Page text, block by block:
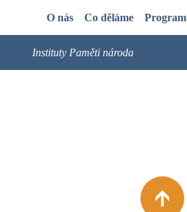
O nás Co děláme Program
Instituty Paměti národa